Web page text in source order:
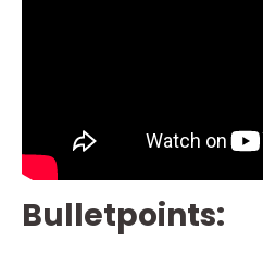
Bulletpoints: